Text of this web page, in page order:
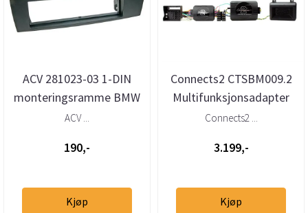
ACV 281023-03 1-DIN
monteringsramme BMW
1/3-serie/X1/Z4 2004-
ACV ...
190,-
Kjøp
Connects2 CTSBM009.2
Multifunksjonsadapter
BMW 2004 -->
Connects2 ...
3.199,-
Kjøp